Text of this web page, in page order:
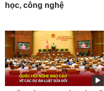
học, công nghệ